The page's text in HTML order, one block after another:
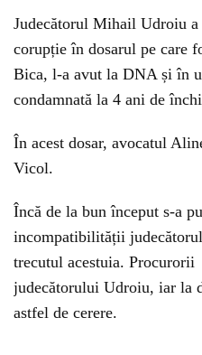
Judecătorul Mihail Udroiu a
corupție în dosarul pe care
Bica, l-a avut la DNA și în
condamnată la 4 ani de
În acest dosar, avocatul
Vicol.
Încă de la bun început s-a
incompatibilității
trecutul acestuia. Procurorii
judecătorului Udroiu, iar la
astfel de cerere.